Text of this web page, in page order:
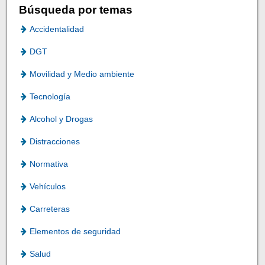
Búsqueda por temas
Accidentalidad
DGT
Movilidad y Medio ambiente
Tecnología
Alcohol y Drogas
Distracciones
Normativa
Vehículos
Carreteras
Elementos de seguridad
Salud